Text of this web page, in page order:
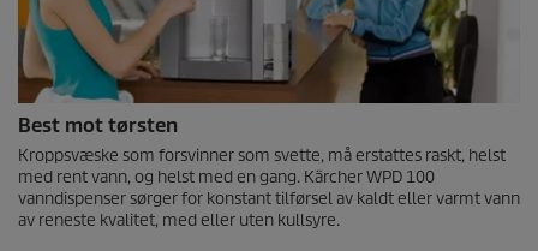
Best mot tørsten
Kroppsvæske som forsvinner som svette, må erstattes raskt, helst
med rent vann, og helst med en gang. Kärcher WPD 100
vanndispenser sørger for konstant tilførsel av kaldt eller varmt vann
av reneste kvalitet, med eller uten kullsyre.